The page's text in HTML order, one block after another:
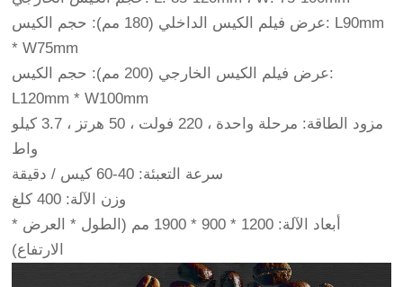
عرض فيلم الكيس الداخلي (180 مم): حجم الكيس: L90mm
* W75mm
عرض فيلم الكيس الخارجي (200 مم): حجم الكيس:
L120mm * W100mm
مزود الطاقة: مرحلة واحدة ، 220 فولت ، 50 هرتز ، 3.7 كيلو
واط
سرعة التعبئة: 40-60 كيس / دقيقة
وزن الآلة: 400 كلغ
أبعاد الآلة: 1200 * 900 * 1900 مم (الطول * العرض *
الارتفاع)